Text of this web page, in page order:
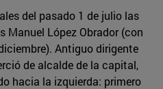
del pasado 1 de julio las
Manuel López Obrador (con
Antiguo dirigente
de alcalde de la capital,
hacia la izquierda: primero